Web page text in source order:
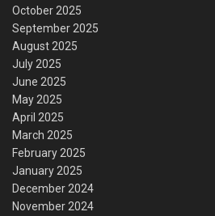
October 2025
September 2025
August 2025
July 2025
June 2025
May 2025
April 2025
March 2025
February 2025
January 2025
December 2024
November 2024